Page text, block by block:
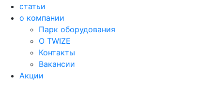
статьи
о компании
Парк оборудования
О TWIZE
Контакты
Вакансии
Акции